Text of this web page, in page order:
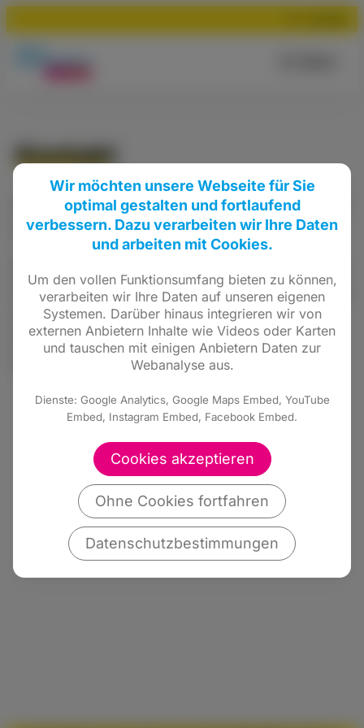
Kontakt
Nehmen Sie einfach und unkompliziert Kontakt
mit uns auf.
die vollständige Funktionsweise dieser Website
unterbinden. Bitte deaktivieren Sie Ihre
Inhaltsblocker, um das Kontaktformular zu
Wir möchten unsere Webseite für Sie
optimal gestalten und fortlaufend
verbessern. Dazu verarbeiten wir Ihre Daten
und arbeiten mit Cookies.
Um den vollen Funktionsumfang bieten zu können,
verarbeiten wir Ihre Daten auf unseren eigenen
Systemen. Darüber hinaus integrieren wir von
externen Anbietern Inhalte wie Videos oder Karten
und tauschen mit einigen Anbietern Daten zur
Webanalyse aus.
Dienste: Google Analytics, Google Maps Embed, YouTube
Embed, Instagram Embed, Facebook Embed.
Cookies akzeptieren
Ohne Cookies fortfahren
Datenschutzbestimmungen